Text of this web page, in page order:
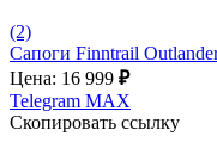
(2)
Сапоги Finntrail
Цена: 16 999 ₽
Telegram MAX
Скопировать ссылку